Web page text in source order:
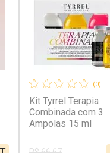
(0)
Kit Tyrrel Terapia
Combinada com 3
Ampolas 15 ml